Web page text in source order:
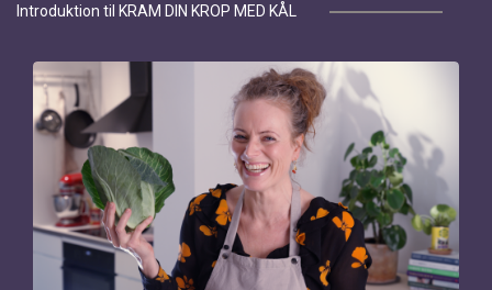
Introduktion til KRAM DIN KROP MED KÅL